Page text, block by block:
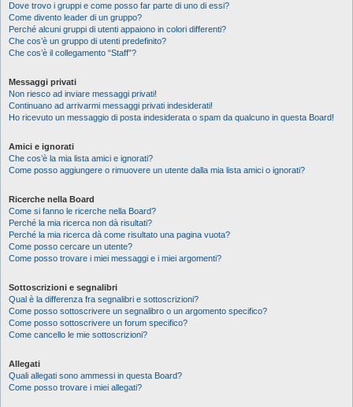
Dove trovo i gruppi e come posso far parte di uno di essi?
Come divento leader di un gruppo?
Perché alcuni gruppi di utenti appaiono in colori differenti?
Che cos’è un gruppo di utenti predefinito?
Che cos’è il collegamento “Staff”?
Messaggi privati
Non riesco ad inviare messaggi privati!
Continuano ad arrivarmi messaggi privati indesiderati!
Ho ricevuto un messaggio di posta indesiderata o spam da qualcuno in questa Board!
Amici e ignorati
Che cos’è la mia lista amici e ignorati?
Come posso aggiungere o rimuovere un utente dalla mia lista amici o ignorati?
Ricerche nella Board
Come si fanno le ricerche nella Board?
Perché la mia ricerca non dà risultati?
Perché la mia ricerca dà come risultato una pagina vuota?
Come posso cercare un utente?
Come posso trovare i miei messaggi e i miei argomenti?
Sottoscrizioni e segnalibri
Qual è la differenza fra segnalibri e sottoscrizioni?
Come posso sottoscrivere un segnalibro o un argomento specifico?
Come posso sottoscrivere un forum specifico?
Come cancello le mie sottoscrizioni?
Allegati
Quali allegati sono ammessi in questa Board?
Come posso trovare i miei allegati?